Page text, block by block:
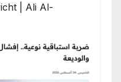
| Ali Al-